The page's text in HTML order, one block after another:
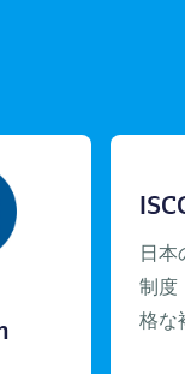
日本
制度
格な